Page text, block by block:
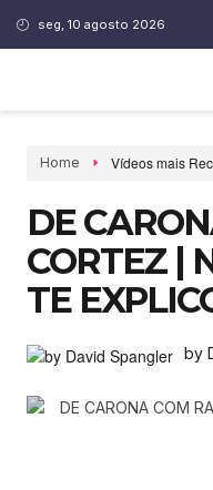
seg, 10 agosto 2026
Home Vídeos mais
DE
CORTEZ |
TE
by